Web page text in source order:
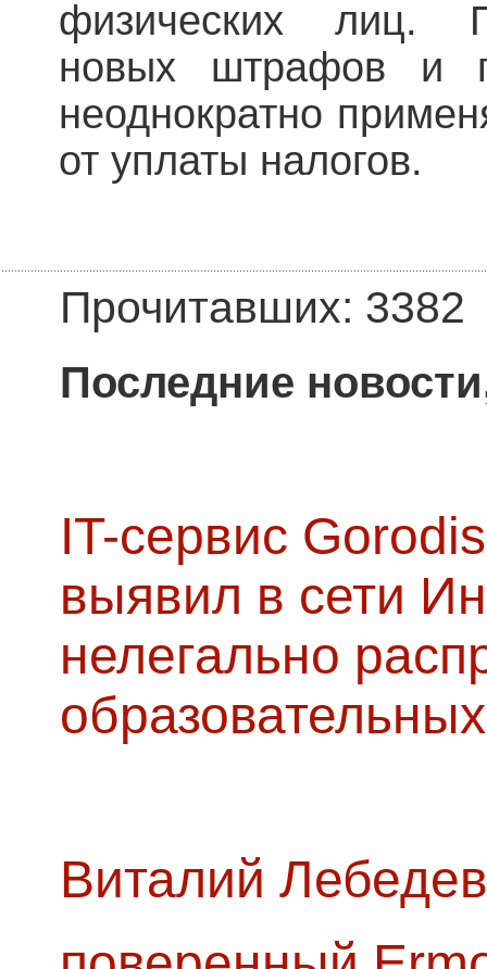
физических лиц.
новых штрафов и
неоднократно
от уплаты налогов.
Прочитавших: 3382
Последние
IT-сервис
выявил в сети
нелегально
Виталий